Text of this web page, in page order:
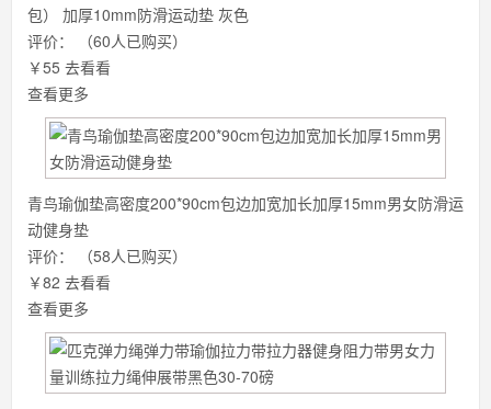
包） 加厚10mm防滑运动垫 灰色
评价：
（60人已购买）
￥55 去看看
查看更多
青鸟瑜伽垫高密度200*90cm包边加宽加长加厚15mm男女防滑运
动健身垫
评价：
（58人已购买）
￥82 去看看
查看更多